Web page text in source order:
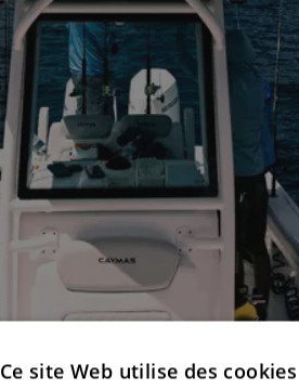
Ce site Web utilise des cookies